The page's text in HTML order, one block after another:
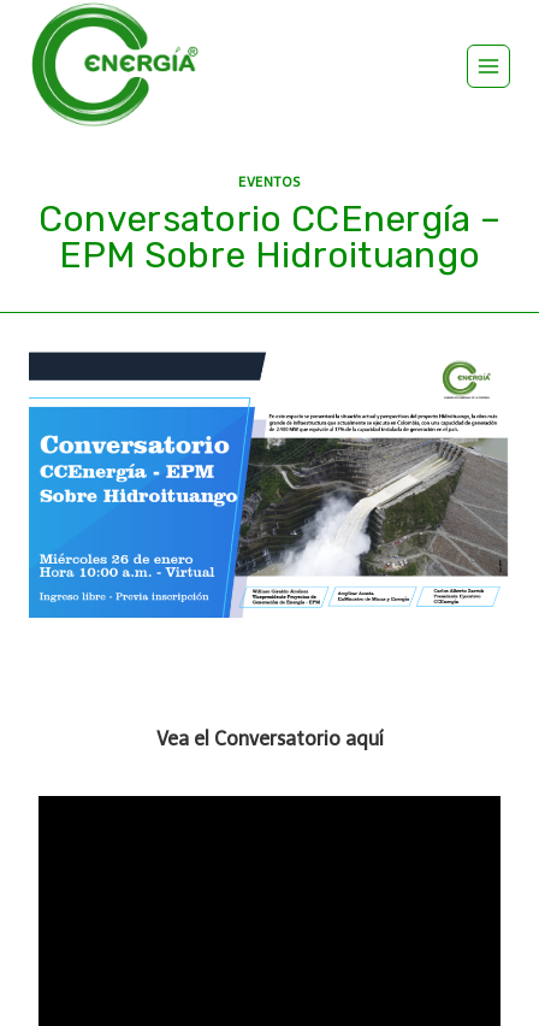
EVENTOS
Conversatorio CCEnergía –
EPM Sobre Hidroituango
Vea el Conversatorio aquí